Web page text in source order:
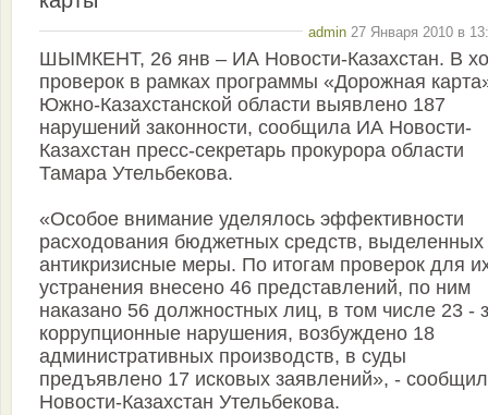
admin 27 Января 2010 в
ШЫМКЕНТ, 26 янв – ИА Новости-Казахстан. В
проверок в рамках программы «Дорожная
Южно-Казахстанской области выявлено 187
нарушений законности, сообщила ИА Новости-
Казахстан пресс-секретарь прокурора области
Тамара Утельбекова.
«Особое внимание уделялось эффективности
расходования бюджетных средств, выделенных
антикризисные меры. По итогам проверок для
устранения внесено 46 представлений, по ним
наказано 56 должностных лиц, в том числе 23 -
коррупционные нарушения, возбуждено 18
административных производств, в суды
предъявлено 17 исковых заявлений», -
Новости-Казахстан Утельбекова.